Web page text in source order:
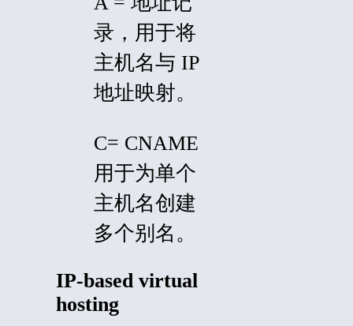
录，用于将
主机名与 IP
地址映射。
C= CNAME
用于为单个
主机名创建
多个别名。
IP-based virtual
hosting